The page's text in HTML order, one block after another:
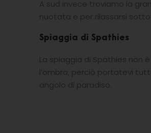
Spiaggia di Spathies
La spiaggia di Spathies
l’ombra, perciò portatevi